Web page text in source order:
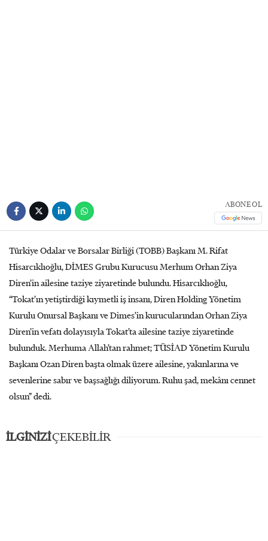
ABONE OL
Türkiye Odalar ve Borsalar Birliği (TOBB) Başkanı M. Rifat
Hisarcıklıoğlu, DİMES Grubu Kurucusu Merhum Orhan Ziya
Diren’in ailesine taziye ziyaretinde bulundu. Hisarcıklıoğlu,
“Tokat’ın yetiştirdiği kıymetli iş insanı, Diren Holding Yönetim
Kurulu Onursal Başkanı ve Dimes’in kurucularından Orhan Ziya
Diren’in vefatı dolayısıyla Tokat’ta ailesine taziye ziyaretinde
bulunduk. Merhuma Allah’tan rahmet; TÜSİAD Yönetim Kurulu
Başkanı Ozan Diren başta olmak üzere ailesine, yakınlarına ve
sevenlerine sabır ve başsağlığı diliyorum. Ruhu şad, mekânı cennet
olsun” dedi.
İLGİNİZİÇEKEBİLİR